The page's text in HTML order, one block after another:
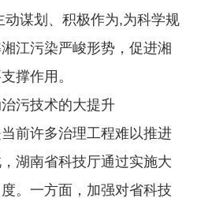
谋划、积极作为,为科学规
江污染严峻形势，促进湘
撑作用。
污技术的大提升
许多治理工程难以推进
湖南省科技厅通过实施大
。一方面，加强对省科技